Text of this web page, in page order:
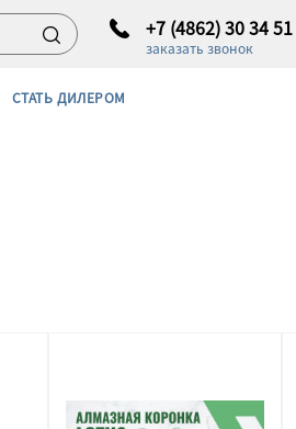
+7 (4862) 30 34 51
заказать звонок
СТАТЬ ДИЛЕРОМ